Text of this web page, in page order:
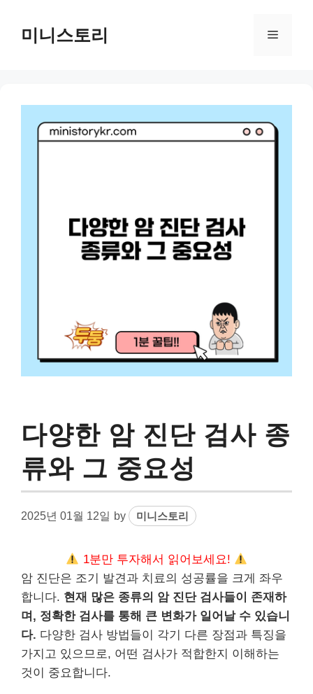
content미니스토리 Menu
다양한 암 진단 검사 종
류와 그 중요성
2025년 01월 12일 by 미니스토리
1분만 투자해서 읽어보세요!
암 진단은 조기 발견과 치료의 성공률을 크게 좌우
합니다. 현재 많은 종류의 암 진단 검사들이 존재하
며, 정확한 검사를 통해 큰 변화가 일어날 수 있습니
다. 다양한 검사 방법들이 각기 다른 장점과 특징을
가지고 있으므로, 어떤 검사가 적합한지 이해하는
것이 중요합니다.